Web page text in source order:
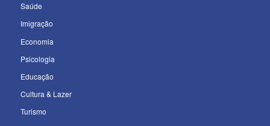
Saúde
Imigração
Economia
Psicologia
Educação
Cultura & Lazer
Turismo